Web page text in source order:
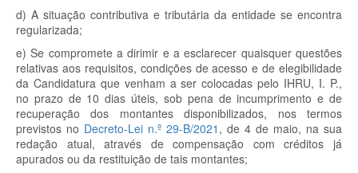
d) A situação contributiva e tributária da entidade se encontra
regularizada;
e) Se compromete a dirimir e a esclarecer quaisquer questões
relativas aos requisitos, condições de acesso e de elegibilidade
da Candidatura que venham a ser colocadas pelo IHRU, I. P.,
no prazo de 10 dias úteis, sob pena de incumprimento e de
recuperação dos montantes disponibilizados, nos termos
previstos no Decreto-Lei n.º 29-B/2021 , de 4 de maio, na sua
redação atual, através de compensação com créditos já
apurados ou da restituição de tais montantes;